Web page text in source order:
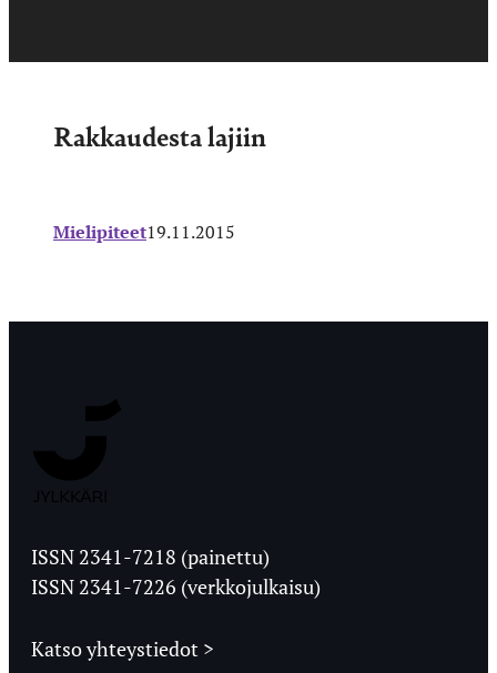
Rakkaudesta lajiin
Mielipiteet19.11.2015
Ylioppilaslehti
ISSN 2341-7218 (painettu)
ISSN 2341-7226 (verkkojulkaisu)
Katso yhteystiedot >